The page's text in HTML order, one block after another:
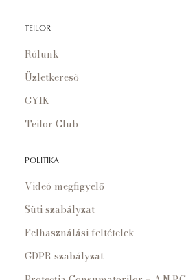
TEILOR
Rólunk
Üzletkereső
GYIK
Teilor Club
POLITIKA
Videó megfigyelő
Süti szabályzat
Felhasználási feltételek
GDPR szabályzat